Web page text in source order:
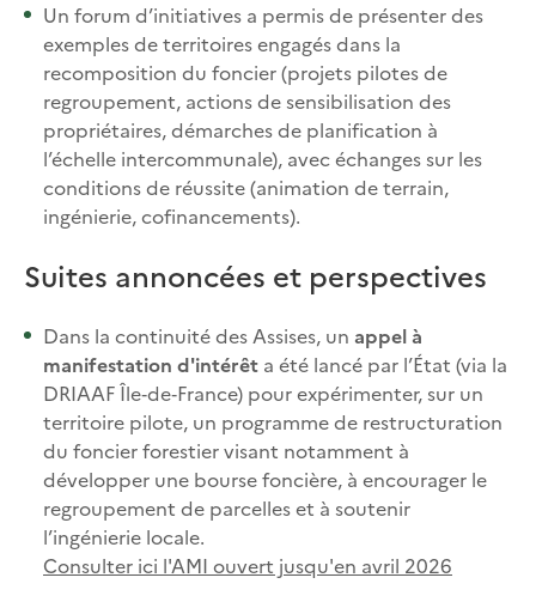
Un forum d’initiatives a permis de présenter des
exemples de territoires engagés dans la
recomposition du foncier (projets pilotes de
regroupement, actions de sensibilisation des
propriétaires, démarches de planification à
l’échelle intercommunale), avec échanges sur les
conditions de réussite (animation de terrain,
ingénierie, cofinancements).​
Suites annoncées et perspectives
Dans la continuité des Assises, un appel à
manifestation d'intérêt a été lancé par l’État (via la
DRIAAF Île‑de‑France) pour expérimenter, sur un
territoire pilote, un programme de restructuration
du foncier forestier visant notamment à
développer une bourse foncière, à encourager le
regroupement de parcelles et à soutenir
l’ingénierie locale.
Consulter ici l'AMI ouvert jusqu'en avril 2026